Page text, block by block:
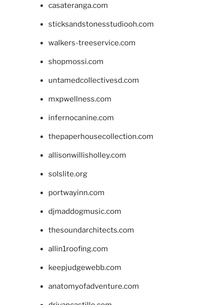
casateranga.com
sticksandstonesstudiooh.com
walkers-treeservice.com
shopmossi.com
untamedcollectivesd.com
mxpwellness.com
infernocanine.com
thepaperhousecollection.com
allisonwillisholley.com
solslite.org
portwayinn.com
djmaddogmusic.com
thesoundarchitects.com
allin1roofing.com
keepjudgewebb.com
anatomyofadventure.com